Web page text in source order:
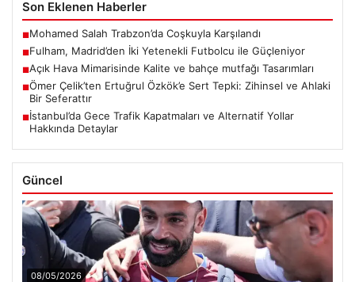
Son Eklenen Haberler
■Mohamed Salah Trabzon’da Coşkuyla Karşılandı
■Fulham, Madrid’den İki Yetenekli Futbolcu ile Güçleniyor
■Açık Hava Mimarisinde Kalite ve bahçe mutfağı Tasarımları
■Ömer Çelik’ten Ertuğrul Özkök’e Sert Tepki: Zihinsel ve Ahlaki
Bir Seferattır
■İstanbul’da Gece Trafik Kapatmaları ve Alternatif Yollar
Hakkında Detaylar
Güncel
08/05/2026